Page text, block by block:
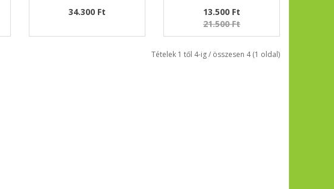
34.300 Ft
13.500 Ft
21.500 Ft
Tételek 1 től 4-ig / összesen 4 (1 oldal)